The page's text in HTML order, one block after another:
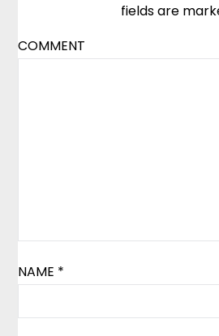
fields are
COMMENT
NAME *